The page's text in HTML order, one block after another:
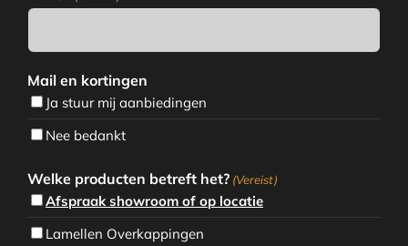
Mail en kortingen
Ja stuur mij aanbiedingen
Nee bedankt
Welke producten betreft het? (Vereist)
Afspraak showroom of op locatie
Lamellen Overkappingen